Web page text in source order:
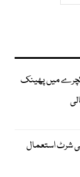
کچرے میں پھینک
شرٹ استعمال